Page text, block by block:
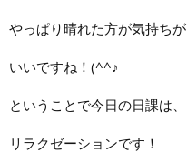
やっぱり晴れた方が気持ちが
いいですね！(^^♪
ということで今日の日課は、
リラクゼーションです！